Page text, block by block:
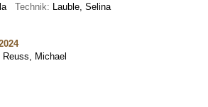
Technik: Lauble, Selina
Michael